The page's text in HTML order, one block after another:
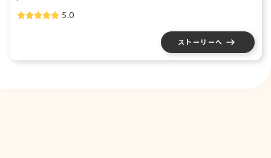
5.0
ストーリーへ